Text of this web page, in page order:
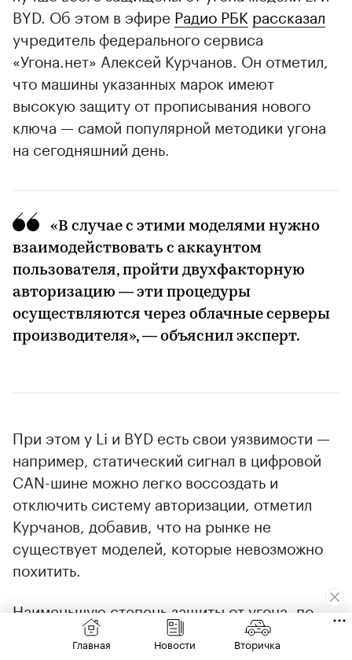
BYD. Об этом в эфире Радио РБК рассказал
учредитель федерального сервиса
«Угона.нет» Алексей Курчанов. Он отметил,
что машины указанных марок имеют
высокую защиту от прописывания нового
ключа — самой популярной методики угона
на сегодняшний день.
«В случае с этими моделями нужно
взаимодействовать с аккаунтом
пользователя, пройти двухфакторную
авторизацию — эти процедуры
осуществляются через облачные серверы
производителя», — объяснил эксперт.
При этом у Li и BYD есть свои уязвимости —
например, статический сигнал в цифровой
CAN-шине можно легко воссоздать и
отключить систему авторизации, отметил
Курчанов, добавив, что на рынке не
существует моделей, которые невозможно
похитить.
Наименьшую степень защиты от угона, по
его словам, обеспечивают производители
бюджетных моделей. Среди них
Главная Новости Вторичка